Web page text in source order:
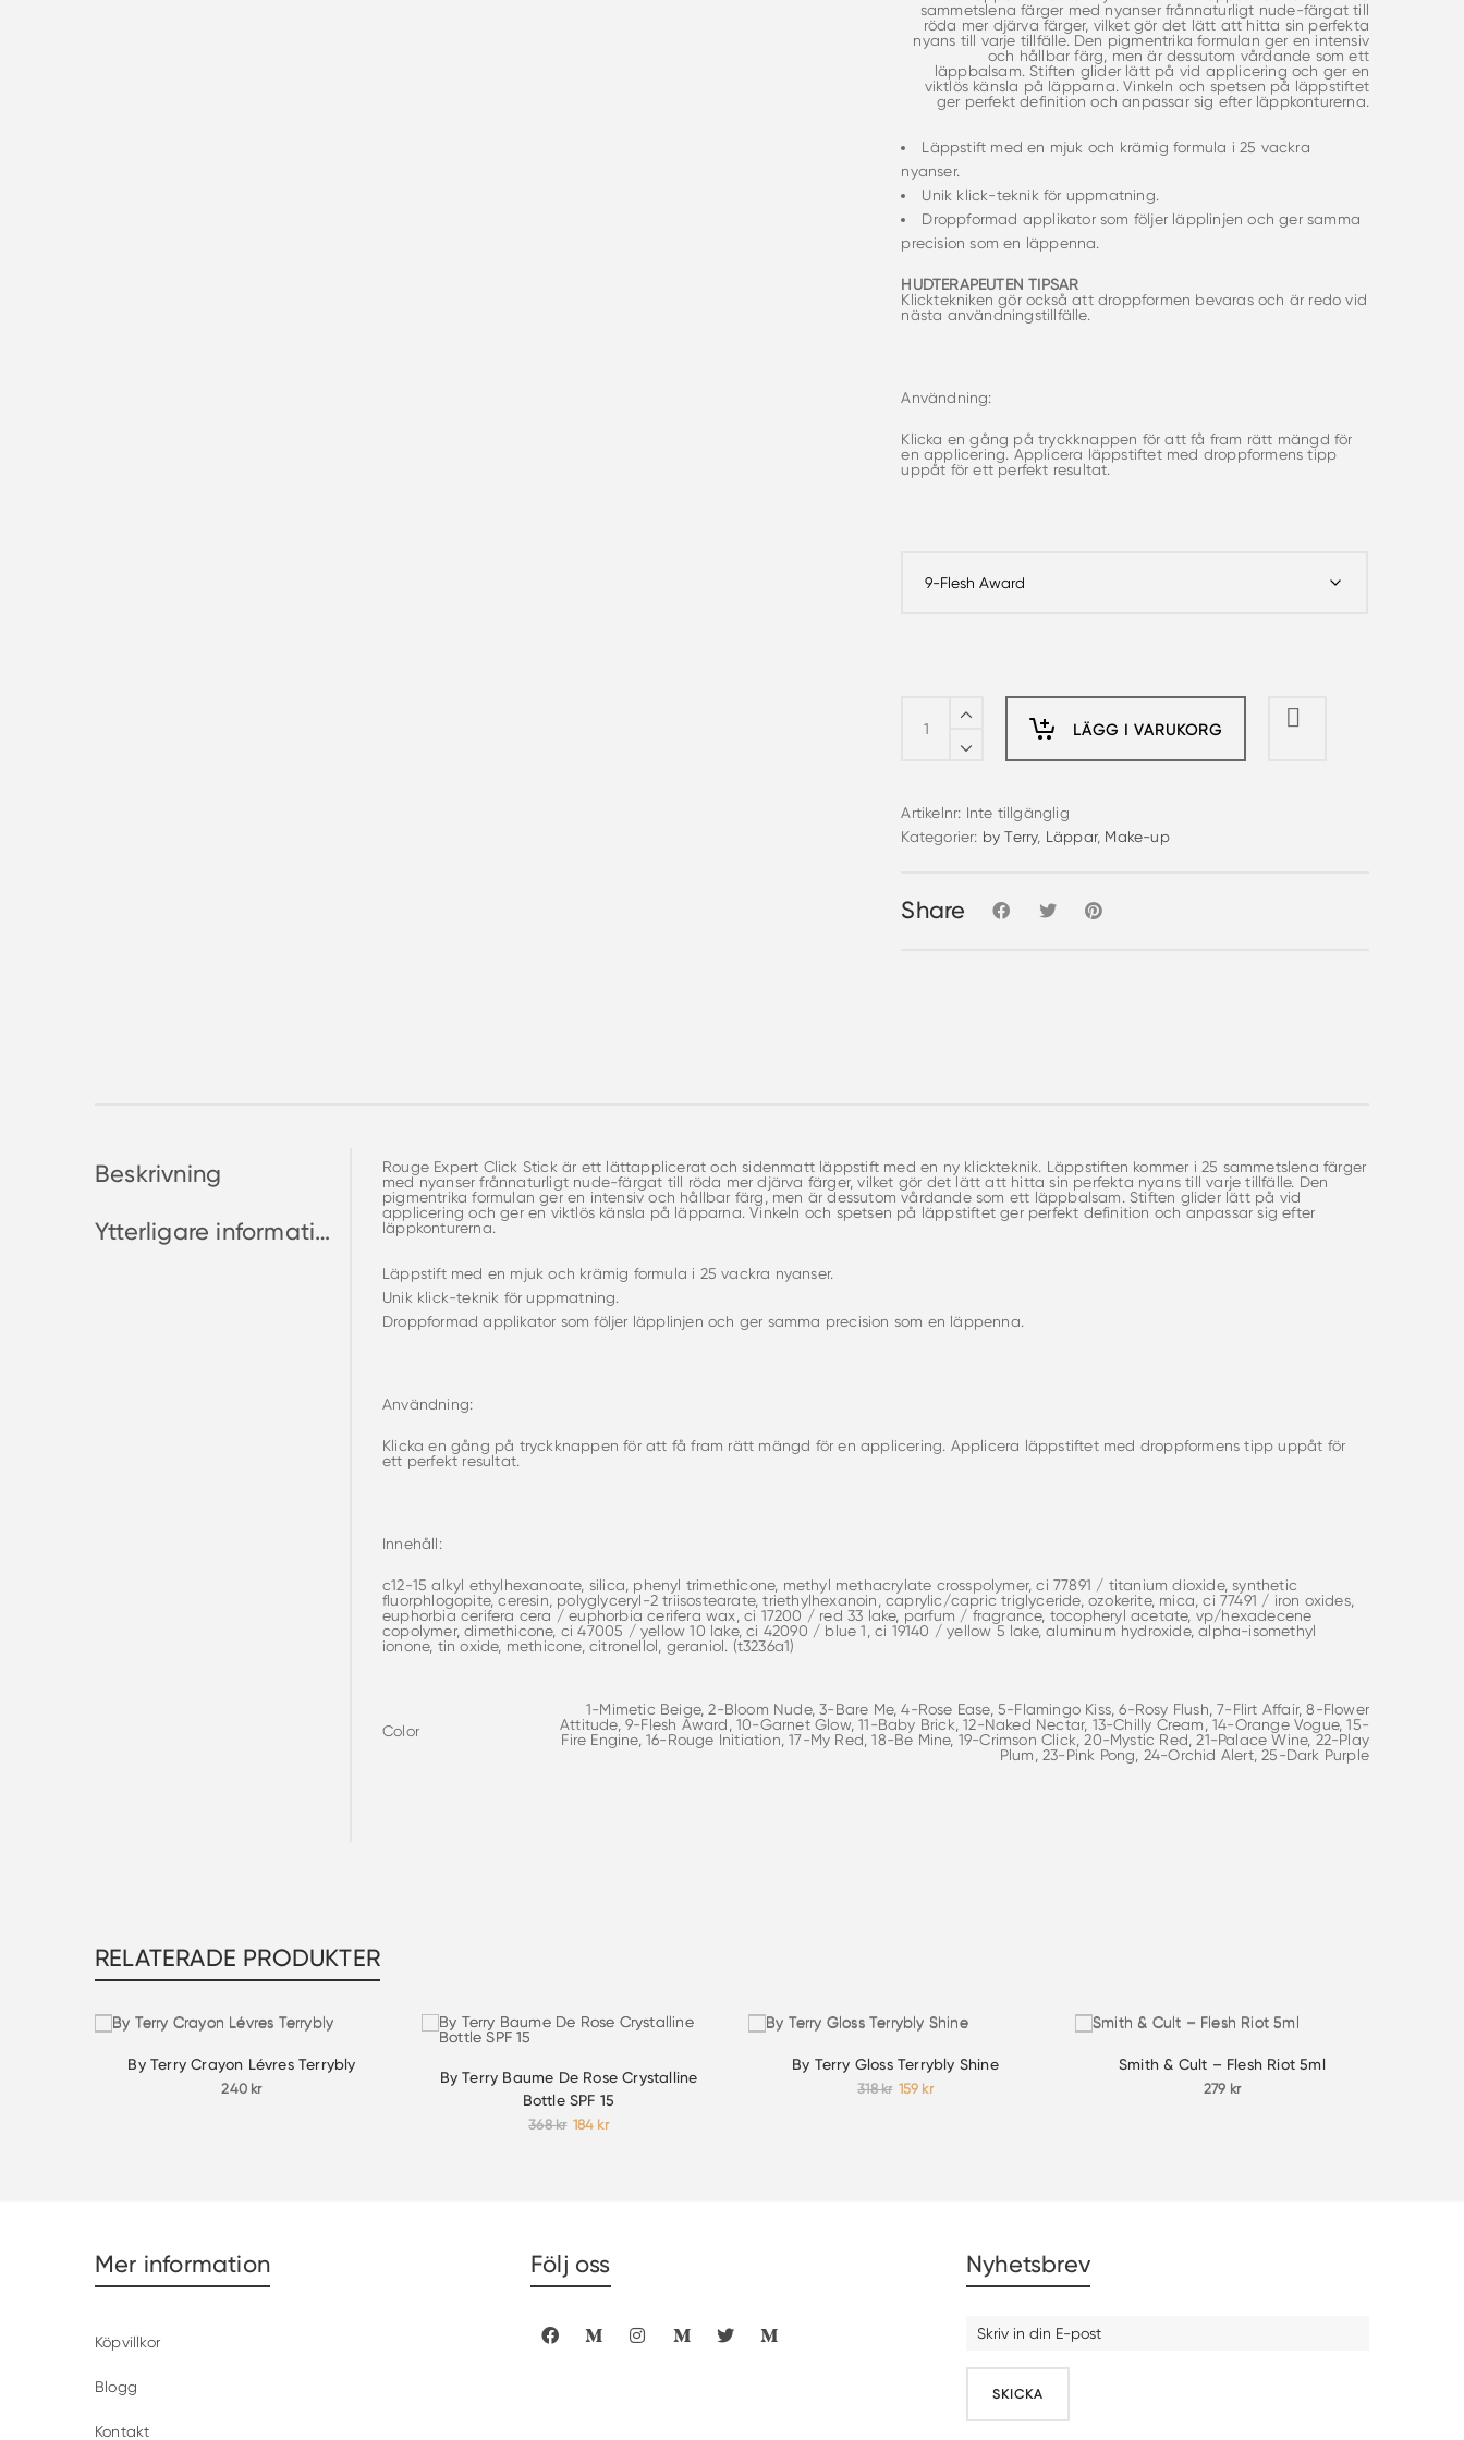
sammetslena färger med nyanser frånnaturligt nude-färgat till
röda mer djärva färger, vilket gör det lätt att hitta sin perfekta
nyans till varje tillfälle. Den pigmentrika formulan ger en intensiv
och hållbar färg, men är dessutom vårdande som ett
läppbalsam. Stiften glider lätt på vid applicering och ger en
viktlös känsla på läpparna. Vinkeln och spetsen på läppstiftet
ger perfekt definition och anpassar sig efter läppkonturerna.
Läppstift med en mjuk och krämig formula i 25 vackra
nyanser.
Unik klick-teknik för uppmatning.
Droppformad applikator som följer läpplinjen och ger samma
precision som en läppenna.
HUDTERAPEUTEN TIPSAR
Klicktekniken gör också att droppformen bevaras och är redo vid
nästa användningstillfälle.
Användning:
Klicka en gång på tryckknappen för att få fram rätt mängd för
en applicering. Applicera läppstiftet med droppformens tipp
uppåt för ett perfekt resultat.
Rouge
LÄGG I VARUKORG
Artikelnr: Inte tillgänglig
Kategorier: by Terry, Läppar, Make-up
Share
Beskrivning
Ytterligare information
Rouge Expert Click Stick är ett lättapplicerat och sidenmatt läppstift med en ny klickteknik. Läppstiften kommer i 25 sammetslena färger
med nyanser frånnaturligt nude-färgat till röda mer djärva färger, vilket gör det lätt att hitta sin perfekta nyans till varje tillfälle. Den
pigmentrika formulan ger en intensiv och hållbar färg, men är dessutom vårdande som ett läppbalsam. Stiften glider lätt på vid
applicering och ger en viktlös känsla på läpparna. Vinkeln och spetsen på läppstiftet ger perfekt definition och anpassar sig efter
läppkonturerna.
Läppstift med en mjuk och krämig formula i 25 vackra nyanser.
Unik klick-teknik för uppmatning.
Droppformad applikator som följer läpplinjen och ger samma precision som en läppenna.
Användning:
Klicka en gång på tryckknappen för att få fram rätt mängd för en applicering. Applicera läppstiftet med droppformens tipp uppåt för
ett perfekt resultat.
Innehåll:
c12-15 alkyl ethylhexanoate, silica, phenyl trimethicone, methyl methacrylate crosspolymer, ci 77891 / titanium dioxide, synthetic
fluorphlogopite, ceresin, polyglyceryl-2 triisostearate, triethylhexanoin, caprylic/capric triglyceride, ozokerite, mica, ci 77491 / iron oxides,
euphorbia cerifera cera / euphorbia cerifera wax, ci 17200 / red 33 lake, parfum / fragrance, tocopheryl acetate, vp/hexadecene
copolymer, dimethicone, ci 47005 / yellow 10 lake, ci 42090 / blue 1, ci 19140 / yellow 5 lake, aluminum hydroxide, alpha-isomethyl
ionone, tin oxide, methicone, citronellol, geraniol. (t3236a1)
Color
1-Mimetic Beige, 2-Bloom Nude, 3-Bare Me, 4-Rose Ease, 5-Flamingo Kiss, 6-Rosy Flush, 7-Flirt Affair, 8-Flower
Attitude, 9-Flesh Award, 10-Garnet Glow, 11-Baby Brick, 12-Naked Nectar, 13-Chilly Cream, 14-Orange Vogue, 15-
Fire Engine, 16-Rouge Initiation, 17-My Red, 18-Be Mine, 19-Crimson Click, 20-Mystic Red, 21-Palace Wine, 22-Play
Plum, 23-Pink Pong, 24-Orchid Alert, 25-Dark Purple
RELATERADE PRODUKTER
By Terry Crayon Lévres Terrybly
240 kr
By Terry Baume De Rose Crystalline
Bottle SPF 15
368kr Det
184 krDet
By Terry Gloss Terrybly Shine
318kr Det
159 krDet
Smith & Cult – Flesh Riot 5ml
279 kr
Mer information
Köpvillkor
Blogg
Kontakt
Följ oss Nyhetsbrev